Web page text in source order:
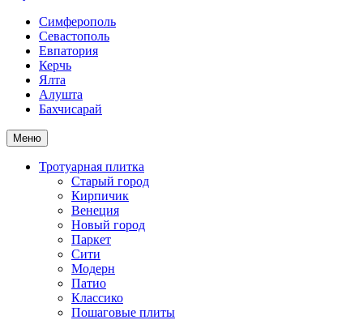
Симферополь
Севастополь
Евпатория
Керчь
Ялта
Алушта
Бахчисарай
Меню
Тротуарная плитка
Старый город
Кирпичик
Венеция
Новый город
Паркет
Сити
Модерн
Патио
Классико
Пошаговые плиты